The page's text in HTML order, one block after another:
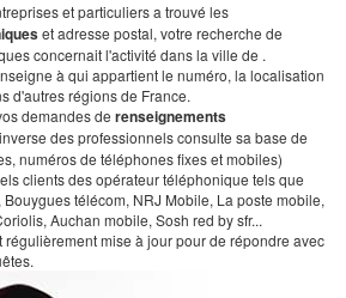
et particuliers a trouvé les
et adresse postal, votre recherche de
concernait l'activité dans la ville de .
à qui appartient le numéro, la localisation
d'autres régions de France.
demandes de renseignements
des professionnels consulte sa base de
numéros de téléphones fixes et mobiles)
clients des opérateur téléphonique tels que
télécom, NRJ Mobile, La poste mobile,
Auchan mobile, Sosh red by sfr...
mise à jour pour de répondre avec